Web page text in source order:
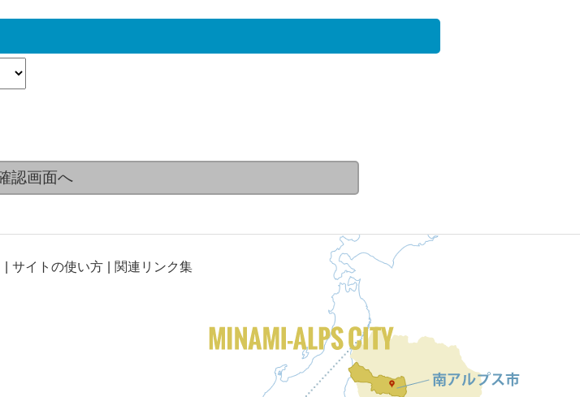
サイトの使い方 関連リンク集